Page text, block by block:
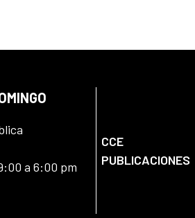
a 6:00 pm
CCE
PUBLICACIONES